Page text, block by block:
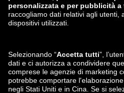
zalando-lounge.lt
zalando-lounge.si
zalando-lounge.lu